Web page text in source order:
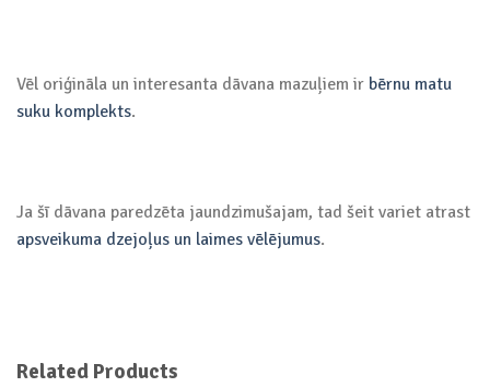
Vēl oriģināla un interesanta dāvana mazuļiem ir bērnu matu
suku komplekts.
Ja šī dāvana paredzēta jaundzimušajam, tad šeit variet atrast
apsveikuma dzejoļus un laimes vēlējumus.
Related Products